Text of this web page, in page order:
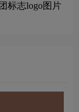
标志logo图片